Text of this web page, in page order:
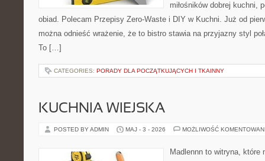
miłośników dobrej kuchni,
obiad. Polecam Przepisy Zero-Waste i DIY w Kuchni. Już od
można odnieść wrażenie, że to bistro stawia na przyjazny styl
To […]
CATEGORIES: PORADY DLA POCZĄTKUJĄCYCH I TKAINNY
KUCHNIA WIEJSKA
POSTED BY ADMIN MAJ - 3 - 2026 MOŻLIWOŚĆ
Madlennn to witryna, które